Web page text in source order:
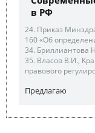
в РФ
24. Приказ
160 «Об
34. Бриллиантова
35. Власов В.И.,
правового
Предлагаю